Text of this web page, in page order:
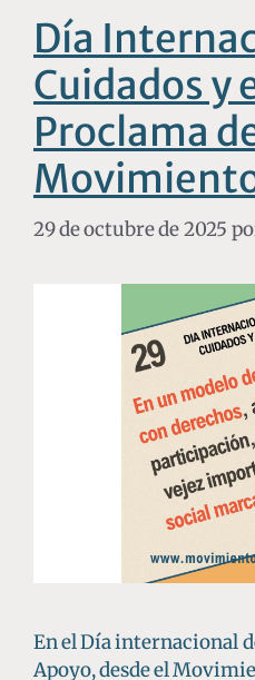
Día
Cuidados y
Proclama
29 de octubre de 2025
En el Día internacional
Apoyo, desde el